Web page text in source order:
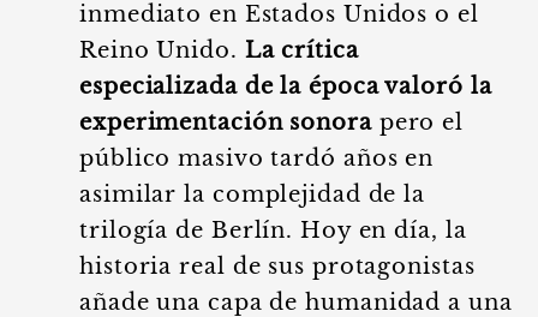
inmediato en Estados Unidos o el
Reino Unido. La crítica
especializada de la época valoró la
experimentación sonorapero el
público masivo tardó años en
asimilar la complejidad de la
trilogía de Berlín. Hoy en día, la
historia real de sus protagonistas
añade una capa de humanidad a una